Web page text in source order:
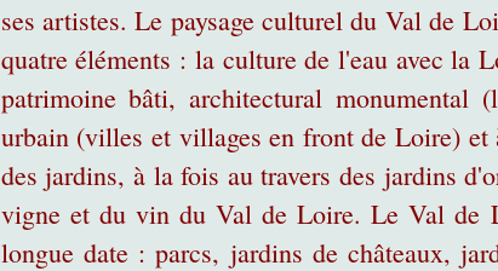
ses artistes. Le paysage culturel du Val de
quatre éléments : la culture de l'eau avec la
patrimoine bâti, architectural monumental
urbain (villes et villages en front de Loire) et
des jardins, à la fois au travers des jardins
vigne et du vin du Val de Loire. Le Val de
longue date : parcs, jardins de châteaux,